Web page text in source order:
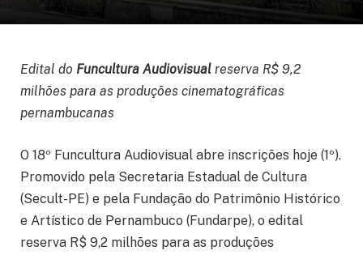
Edital do Funcultura Audiovisual reserva R$ 9,2
milhões para as produções cinematográficas
pernambucanas
O 18º Funcultura Audiovisual abre inscrições hoje (1º).
Promovido pela Secretaria Estadual de Cultura
(Secult-PE) e pela Fundação do Patrimônio Histórico
e Artístico de Pernambuco (Fundarpe), o edital
reserva R$ 9,2 milhões para as produções